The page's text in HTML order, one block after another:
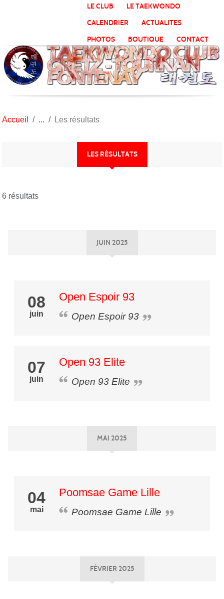
LE CLUB
LE TAEKWONDO
CALENDRIER
ACTUALITES
PHOTOS
BOUTIQUE CONTACT
Accueil Les résultats
LES RÉSULTATS
6 résultats
JUIN 2025
08
juin
Open Espoir 93
Open Espoir 93
07
juin
Open 93 Elite
Open 93 Elite
MAI 2025
04
mai
Poomsae Game Lille
Poomsae Game Lille
FÉVRIER 2025
Panneau de gestion des cookies